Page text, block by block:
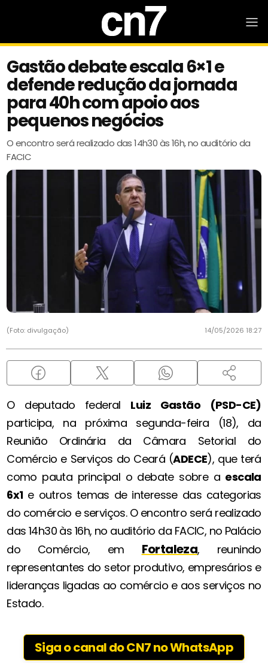
Gastão debate escala 6×1 e
defende redução da jornada
para 40h com apoio aos
pequenos negócios
O encontro será realizado das 14h30 às 16h, no auditório da
FACIC
(Foto: divulgação) 14/05/2026 18:27
O deputado federal Luiz Gastão (PSD-CE)
participa, na próxima segunda-feira (18), da
Reunião Ordinária da Câmara Setorial do
Comércio e Serviços do Ceará (ADECE), que terá
como pauta principal o debate sobre a escala
6x1e outros temas de interesse das categorias
do comércio e serviços. O encontro será realizado
das 14h30 às 16h, no auditório da FACIC, no Palácio
do Comércio, em Fortaleza, reunindo
representantes do setor produtivo, empresários e
lideranças ligadas ao comércio e aos serviços no
Estado.
Siga o canal do CN7 no WhatsApp